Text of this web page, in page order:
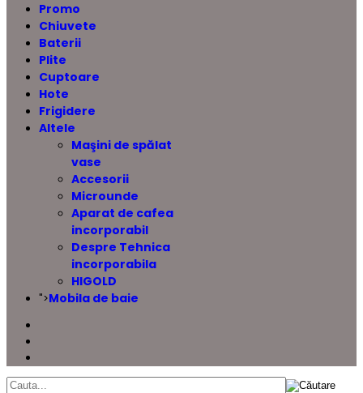
Promo
Chiuvete
Baterii
Plite
Cuptoare
Hote
Frigidere
Altele
Maşini de spălat
vase
Accesorii
Microunde
Aparat de cafea
incorporabil
Despre Tehnica
incorporabila
HIGOLD
">Mobila de baie